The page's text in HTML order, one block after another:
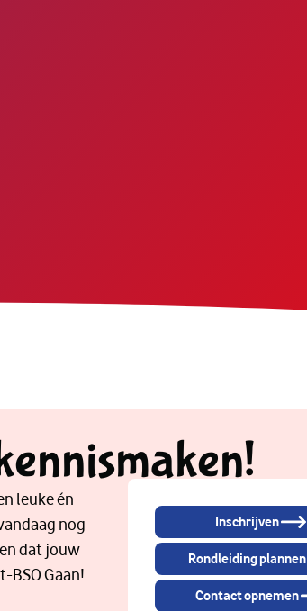
leuke én
nog
dat jouw
BSO Gaan!
Inschrijven
Rondleiding plannen
Contact opnemen